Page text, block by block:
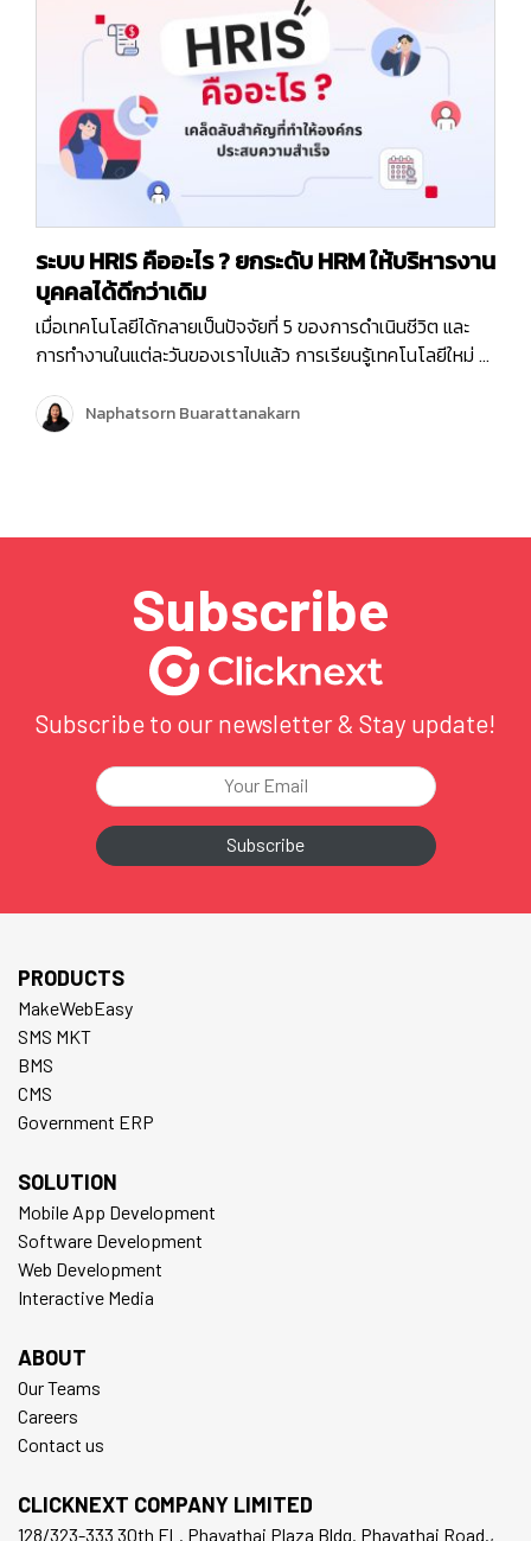
ระบบ HRIS คืออะไร ? ยกระดับ HRM ให้บริหารงาน
บุคคลได้ดีกว่าเดิม
เมื่อเทคโนโลยีได้กลายเป็นปัจจัยที่ 5 ของการดำเนินชีวิต และ
การทำงานในแต่ละวันของเราไปแล้ว การเรียนรู้เทคโนโลยีใหม่ ๆ
เกิดประโยชน์สูงสุดในทุก ๆ ด้าน ทั้งประโยชน์ในการดำเนินชิวิต
ประจำวัน การทำงาน และการดำเนินธุรกิจ และจะทำให้เราไม่ตก
Naphatsorn Buarattanakarn
Subscribe
Subscribe to our newsletter & Stay update!
PRODUCTS
MakeWebEasy
SMS MKT
BMS
CMS
Government ERP
SOLUTION
Mobile App Development
Software Development
Web Development
Interactive Media
ABOUT
Our Teams
Careers
Contact us
CLICKNEXT COMPANY LIMITED
128/323-333 30th FL. Phayathai Plaza Bldg. Phayathai Road.,